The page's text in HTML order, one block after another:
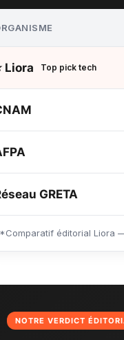
Liora Top pick tech
GRETA
*Comparatif éditorial Liora
NOTRE VERDICT